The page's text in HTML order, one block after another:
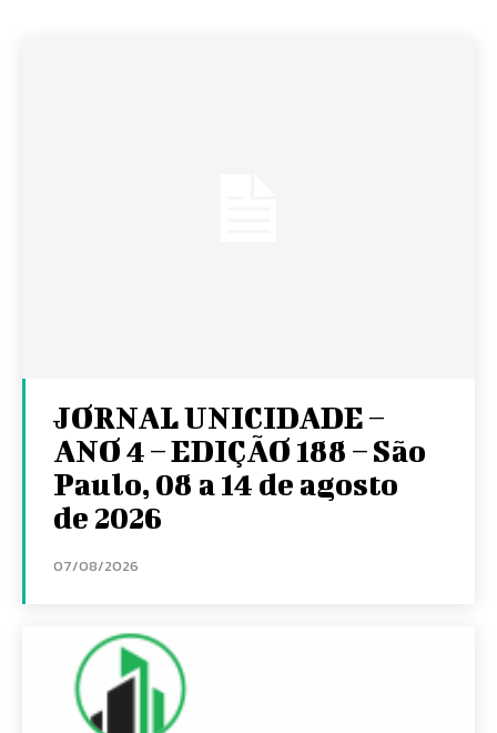
JORNAL UNICIDADE –
ANO 4 – EDIÇÃO 188 – São
Paulo, 08 a 14 de agosto
de 2026
07/08/2026